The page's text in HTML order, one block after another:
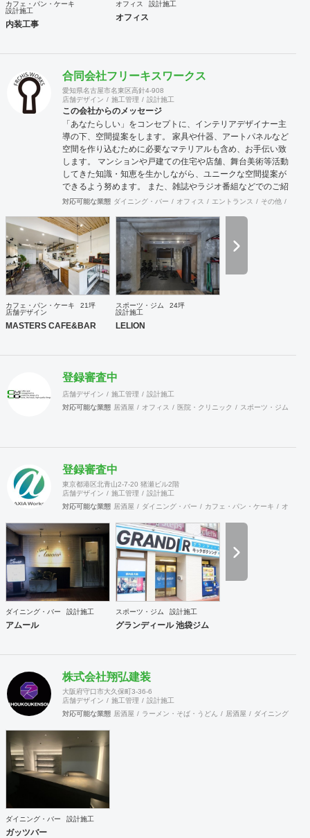
カフェ・パン・ケーキ
設計施工
内装工事
オフィス 設計施工
オフィス
合同会社フリーキスワークス
愛知県名古屋市名東区高針4-908
店舗デザイン
施工管理 設計施工
この会社からのメッセージ
「あなたらしい」をコンセプトに、インテリアデザイナー主
導の下、空間提案をします。 家具や什器、アートパネルなど
空間を作り込むために必要なマテリアルも含め、お手伝い致
します。 マンションや戸建ての住宅や店舗、舞台美術等活動
してきた知識・知恵を生かしながら、ユニークな空間提案が
できるよう努めます。 また、雑誌やラジオ番組などでのご紹
介やプレスリリースも必要であれば、お手伝いさせていただ
対応可能な業態 ダイニング・バー オフィス エントランス その他
カフェ・パン・ケーキ
21坪
店舗デザイン
MASTERS CAFE&BAR
スポーツ・ジム
24坪
設計施工
LELION
登録審査中
店舗デザイン 施工管理
設計施工
対応可能な業態 居酒屋 オフィス 医院・クリニック スポーツ・ジム
登録審査中
東京都港区北青山2-7-20 猪瀬ビル2階
店舗デザイン
施工管理
設計施工
対応可能な業態 居酒屋 ダイニング・バー カフェ・パン・ケーキ オフィス
ダイニング・バー 設計施工
アムール
スポーツ・ジム 設計施工
グランディール 池袋ジム
株式会社翔弘建装
大阪府守口市大久保町3-36-6
店舗デザイン
施工管理
設計施工
対応可能な業態 居酒屋 ラーメン・そば・うどん 居酒屋 ダイニング・バー
ダイニング・バー 設計施工
ガッツバー